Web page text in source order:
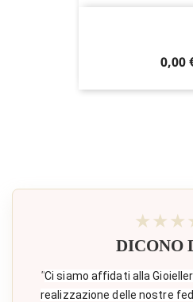
0,00
DICONO
"Ci siamo affidati alla
realizzazione delle nostre